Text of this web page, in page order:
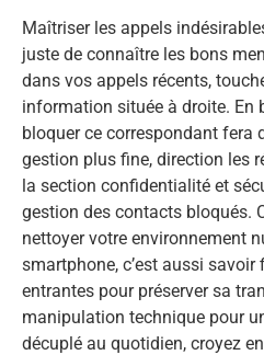
Maîtriser les appels
juste de connaître les bons
dans vos appels récents,
information située à droite. En
bloquer ce correspondant fera
gestion plus fine, direction les
la section confidentialité et
gestion des contacts bloqués.
nettoyer votre environnement
smartphone, c’est aussi savoir
entrantes pour préserver sa
manipulation technique pour
décuplé au quotidien, croyez